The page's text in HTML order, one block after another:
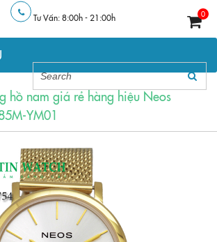
Tư Vấn: 8:00h - 21:00h 0
hồ nam giá rẻ hàng hiệu Neos
YM01